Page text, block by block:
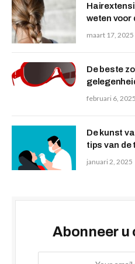
weten voor
maart 17, 2025
De beste
februari 6, 2025
De kunst
tips van de
januari 2, 2025
Abonneer u